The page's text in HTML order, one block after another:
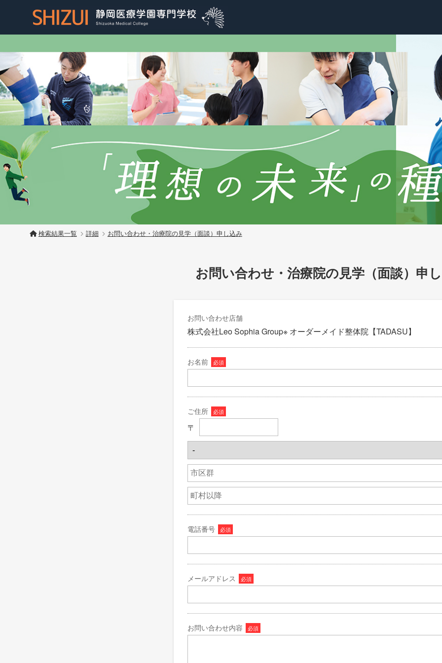
検索結果一覧 詳細 お問い合わせ・治療院の見学（面談）申し込み
お問い合わせ・治療院の見学（面談）申
お問い合わせ店舗
株式会社Leo Sophia Group※ オーダーメイド整体院【TADASU】
お名前 必須
ご住所 必須
〒
電話番号 必須
メールアドレス 必須
お問い合わせ内容 必須